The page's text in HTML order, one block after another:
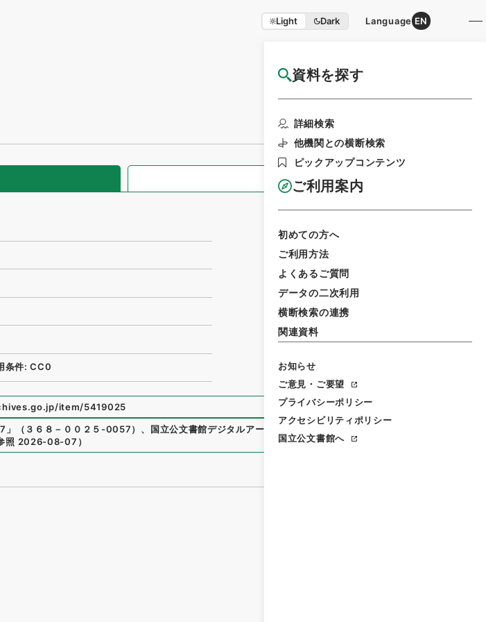
Light Dark Language EN
資料を探す
詳細検索
他機関との横断検索
ピックアップコンテンツ
ご利用案内
初めての方へ
ご利用方法
よくあるご質問
データの二次利用
横断検索の連携
関連資料
お知らせ
ご意見・ご要望
プライバシーポリシー
アクセシビリティポリシー
国立公文書館へ
国立公文書館HP利用案内
全ての情報
条件: CC0
item/5419025
」 （ ３６８－００２５-0057） 、 国立公文書館デジタルアーカイブ
照 2026-08-07 ）